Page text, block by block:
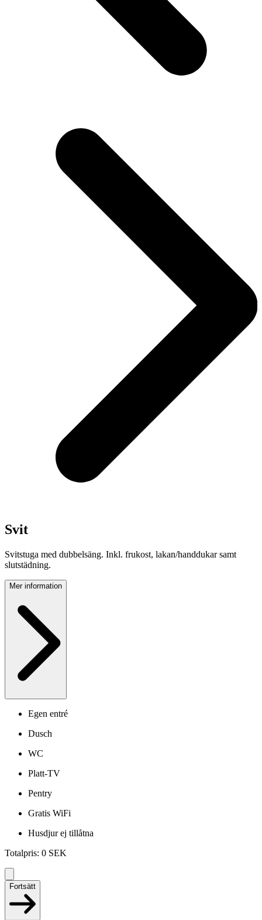
Svit
Svitstuga med dubbelsäng. Inkl. frukost, lakan/handdukar samt
slutstädning.
Mer information
Egen entré
Dusch
WC
Platt-TV
Pentry
Gratis WiFi
Husdjur ej tillåtna
Totalpris: 0 SEK
Fortsätt